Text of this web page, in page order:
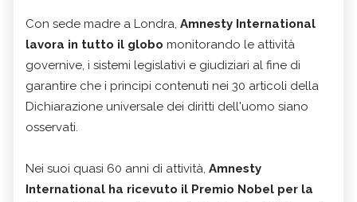
Con sede madre a Londra, Amnesty International
lavora in tutto il globo monitorando le attività
governive, i sistemi legislativi e giudiziari al fine di
garantire che i principi contenuti nei 30 articoli della
Dichiarazione universale dei diritti dell'uomo siano
osservati.
Nei suoi quasi 60 anni di attività, Amnesty
International ha ricevuto il Premio Nobel per la